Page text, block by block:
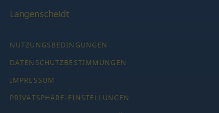
Langenscheidt
NUTZUNGSBEDINGUNGEN
DATENSCHUTZBESTIMMUNGEN
IMPRESSUM
PRIVATSPHÄRE-EINSTELLUNGEN